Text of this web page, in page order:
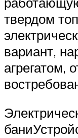
твердом
вариант,
агрегатом,